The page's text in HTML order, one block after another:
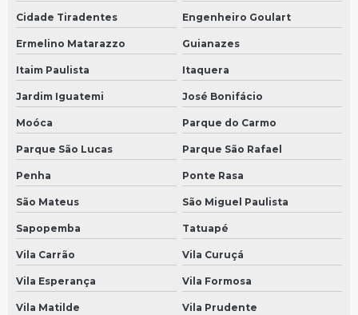
Manutenção de velocímetro do carro em São Paulo
Manutenção de velocimetro digital em São Bernardo do Campo
Manutenção de velocimetro digital em São Paulo
Manutenção de velocimetro automotivo em São Bernardo do Campo
Manutenção de velocimetro automotivo em São Paulo
Sensor tacografo em São Bernardo do Campo
Sensor tacografo em São Paulo
Sensor de velocidade tacografo em São Bernardo do Campo
Sensor de velocidade tacografo em São Paulo
Sensor tacografo volvo em São Bernardo do Campo
Sensor tacografo volvo em São Paulo
Cidade Tiradentes Engenheiro Goulart
Ermelino Matarazzo Guianazes
Itaim Paulista Itaquera
Jardim Iguatemi José Bonifácio
Moóca Parque do Carmo
Parque São Lucas Parque São Rafael
Penha Ponte Rasa
São Mateus São Miguel Paulista
Sapopemba Tatuapé
Vila Carrão Vila Curuçá
Vila Esperança Vila Formosa
Vila Matilde
Vila Prudente